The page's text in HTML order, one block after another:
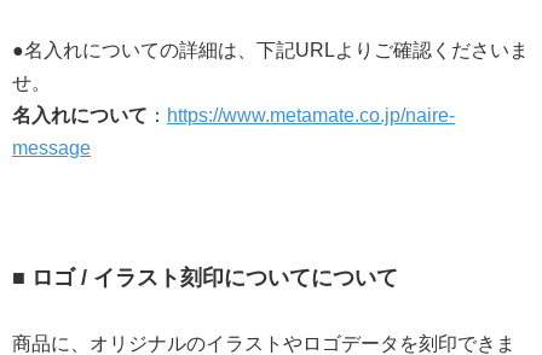
●名入れについての詳細は、下記URLよりご確認くださいま
せ。
名入れについて ： https://www.metamate.co.jp/naire-
message
■ ロゴ / イラスト刻印についてについて
商品に、オリジナルのイラストやロゴデータを刻印できま